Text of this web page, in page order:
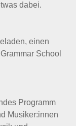
dabei.
einen
School
Programm
Musiker:innen